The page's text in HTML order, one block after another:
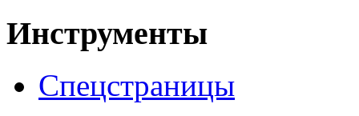
Инструменты
Спецстраницы